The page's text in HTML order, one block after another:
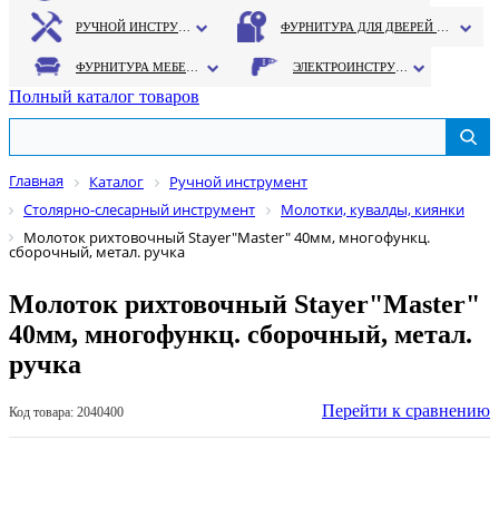
Полный каталог товаров
Главная Каталог
Ручной инструмент
Столярно-слесарный инструмент
Молотки, кувалды, киянки
Молоток рихтовочный Stayer"Master" 40мм, многофункц.
сборочный, метал. ручка
Молоток рихтовочный Stayer"Master"
40мм, многофункц. сборочный, метал.
ручка
Код товара: 2040400 Перейти к сравнению